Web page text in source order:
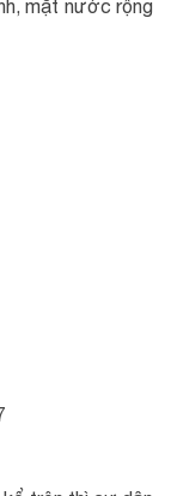
mặt nước rộng